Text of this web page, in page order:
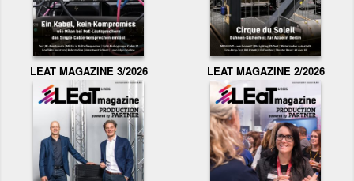
LEAT MAGAZINE 3/2026 LEAT MAGAZINE 2/2026